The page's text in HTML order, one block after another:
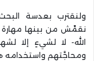
ولنقترب بعدسة
الله- لا لشيءٍ إلا
ومحاجَّتهم واستخدامه